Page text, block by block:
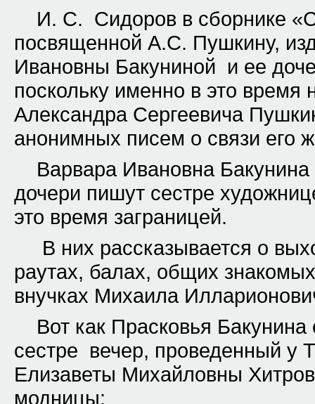
И. С. Сидоров в сборнике
посвященной А.С. Пушкину,
Ивановны Бакуниной и ее
поскольку именно в это время
Александра Сергеевича
анонимных писем о связи его
Варвара Ивановна
дочери пишут сестре
это время заграницей.
В них рассказывается о
раутах, балах, общих
внучках Михаила
Вот как Прасковья
сестре вечер, проведенный у
Елизаветы Михайловны
модницы: